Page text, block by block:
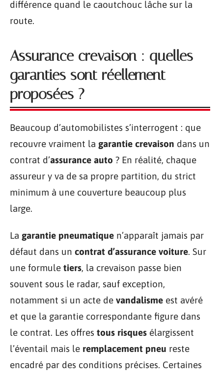
différence quand le caoutchouc lâche sur la
route.
Assurance crevaison : quelles
garanties sont réellement
proposées ?
Beaucoup d’automobilistes s’interrogent : que
recouvre vraiment la garantie crevaison dans un
contrat d’assurance auto ? En réalité, chaque
assureur y va de sa propre partition, du strict
minimum à une couverture beaucoup plus
large.
La garantie pneumatique n’apparaît jamais par
défaut dans un contrat d’assurance voiture. Sur
une formule tiers, la crevaison passe bien
souvent sous le radar, sauf exception,
notamment si un acte de vandalisme est avéré
et que la garantie correspondante figure dans
le contrat. Les offres tous risques élargissent
l’éventail mais le remplacement pneu reste
encadré par des conditions précises. Certaines